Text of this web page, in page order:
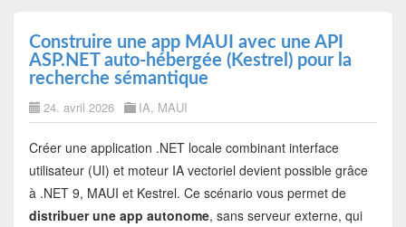
Construire une app MAUI avec une API
ASP.NET auto-hébergée (Kestrel) pour la
recherche sémantique
24. avril 2026 IA, MAUI
Créer une application .NET locale combinant interface
utilisateur (UI) et moteur IA vectoriel devient possible grâce
à .NET 9, MAUI et Kestrel. Ce scénario vous permet de
distribuer une app autonome, sans serveur externe, qui